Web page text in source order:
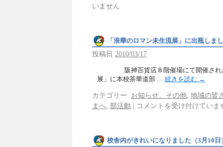
いません
「浪華のロマン未生流展」に出瓶しま
投稿日 2010/03/17
阪神百貨店８階催場にて開催された
展」に本校茶華道部 … 続きを読む →
カテゴリー: お知らせ、その他 地域の皆
まへ 部活動 | コメントを受け付けていま
校舎内がきれいになりました（3月10日